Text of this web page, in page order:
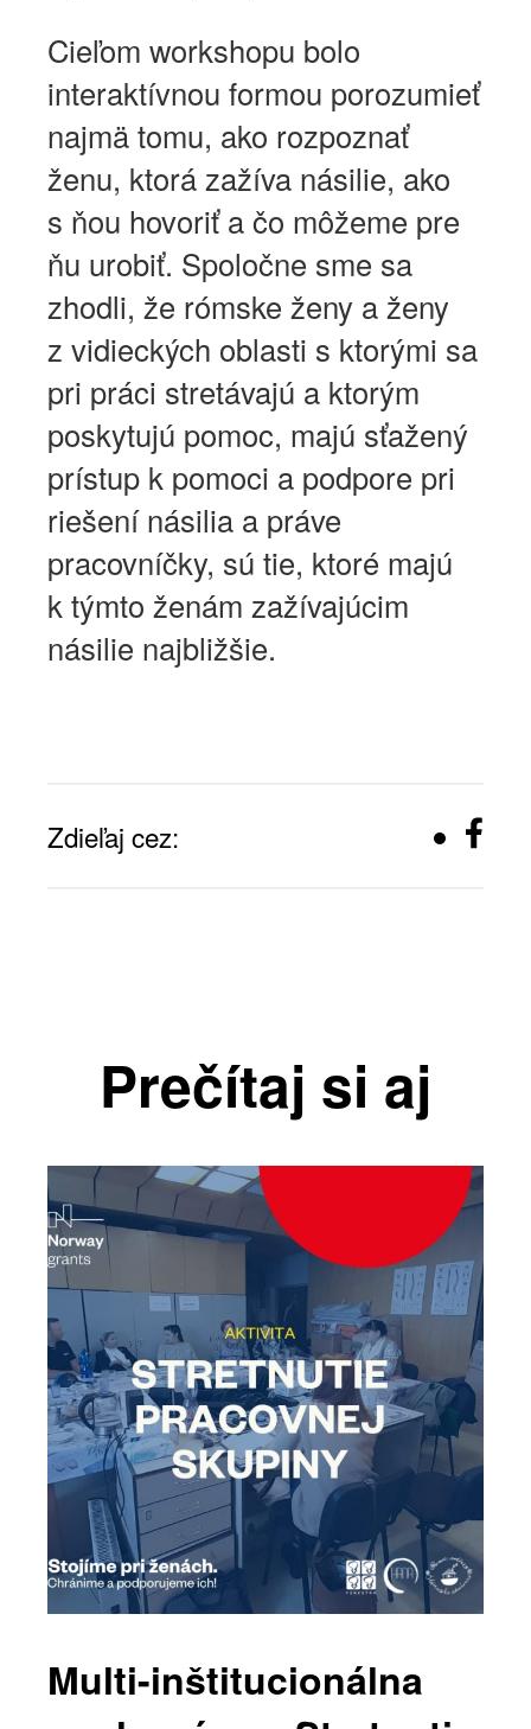
Cieľom workshopu bolo
interaktívnou formou porozumieť
najmä tomu, ako rozpoznať
ženu, ktorá zažíva násilie, ako
s ňou hovoriť a čo môžeme pre
ňu urobiť. Spoločne sme sa
zhodli, že rómske ženy a ženy
z vidieckých oblasti s ktorými sa
pri práci stretávajú a ktorým
poskytujú pomoc, majú sťažený
prístup k pomoci a podpore pri
riešení násilia a práve
pracovníčky, sú tie, ktoré majú
k týmto ženám zažívajúcim
násilie najbližšie.
Zdieľaj cez:
Prečítaj si aj
Multi-inštitucionálna